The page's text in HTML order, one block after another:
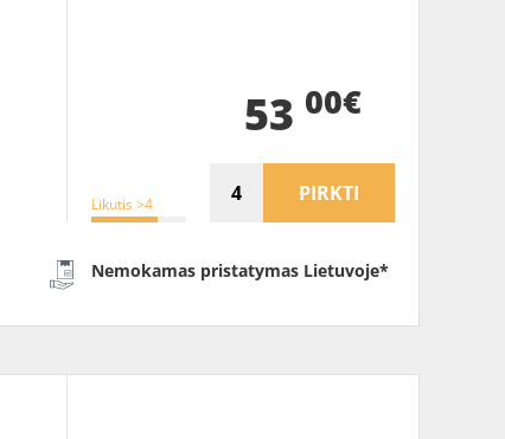
Likutis >4
53 00€
PIRKTI
Nemokamas pristatymas Lietuvoje*